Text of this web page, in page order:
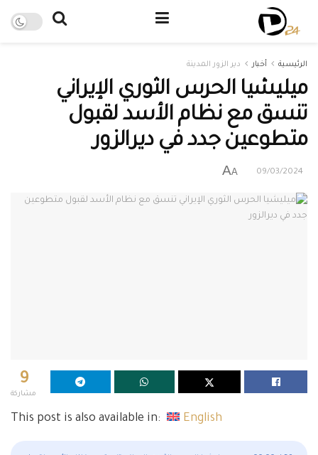
الرئيسية أخبار دير الزور المدينة
ميليشيا الحرس الثوري الإيراني
تنسق مع نظام الأسد لقبول
متطوعين جدد في ديرالزور
09/03/2024
A
A
9
مشاركة
This post is also available in: English